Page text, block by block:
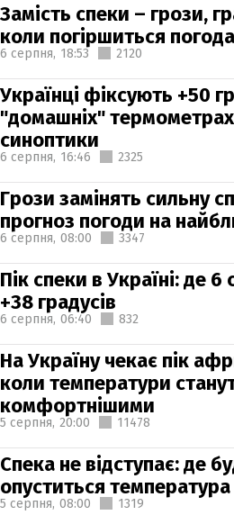
Замість спеки – грози,
коли погіршиться погода
6 серпня, 18:53 2120
Українці фіксують +50
"домашніх"
синоптики
6 серпня, 16:46 2325
Грози замінять сильну
прогноз погоди на
6 серпня, 08:00 3347
Пік спеки в Україні: де 6
+38 градусів
6 серпня, 06:40 832
На Україну чекає пік
коли температури
комфортнішими
5 серпня, 20:00 11478
Спека не відступає: де
опуститься
5 серпня, 08:00 1319